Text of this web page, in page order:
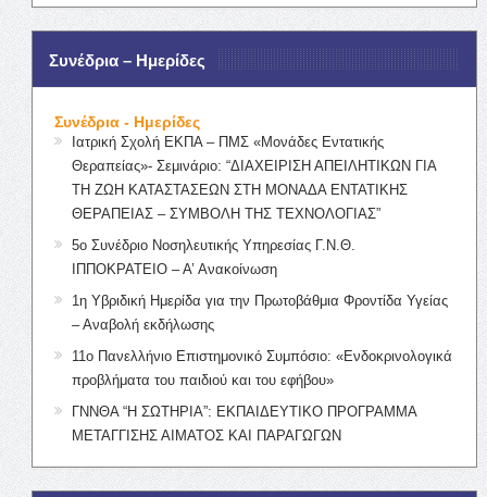
Συνέδρια – Ημερίδες
Συνέδρια - Ημερίδες
Ιατρική Σχολή ΕΚΠΑ – ΠΜΣ «Μονάδες Εντατικής
Θεραπείας»- Σεμινάριο: “ΔΙΑΧΕΙΡΙΣΗ ΑΠΕΙΛΗΤΙΚΩΝ ΓΙΑ
ΤΗ ΖΩΗ ΚΑΤΑΣΤΑΣΕΩΝ ΣΤΗ ΜΟΝΑΔΑ ΕΝΤΑΤΙΚΗΣ
ΘΕΡΑΠΕΙΑΣ – ΣΥΜΒΟΛΗ ΤΗΣ ΤΕΧΝΟΛΟΓΙΑΣ”
5ο Συνέδριο Νοσηλευτικής Υπηρεσίας Γ.Ν.Θ.
ΙΠΠΟΚΡΑΤΕΙΟ – Α’ Ανακοίνωση
1η Υβριδική Ημερίδα για την Πρωτοβάθμια Φροντίδα Υγείας
– Αναβολή εκδήλωσης
11ο Πανελλήνιο Επιστημονικό Συμπόσιο: «Ενδοκρινολογικά
προβλήματα του παιδιού και του εφήβου»
ΓΝΝΘΑ “Η ΣΩΤΗΡΙΑ”: ΕΚΠΑΙΔΕΥΤΙΚΟ ΠΡΟΓΡΑΜΜΑ
ΜΕΤΑΓΓΙΣΗΣ ΑΙΜΑΤΟΣ ΚΑΙ ΠΑΡΑΓΩΓΩΝ